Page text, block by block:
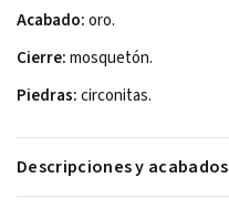
Acabado:oro.
Cierre:mosquetón.
Piedras:circonitas.
Descripciones y acabados